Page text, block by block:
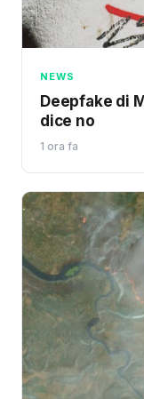
NEWS
Deepfake di
dice no
1 ora fa